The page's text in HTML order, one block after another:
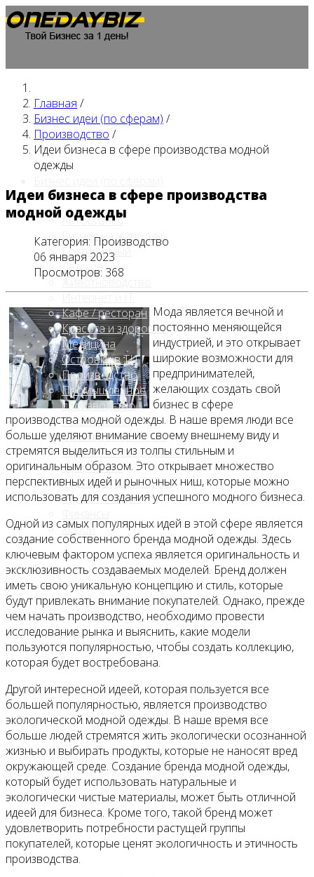
Главная
Автобизнес
Бизнес на животных
Гостиничный
Детские
Животноводство
Кафе / ресторан
Красота и здоровье
Медицина
Островки в ТЦ
Производство
Промышленное
производство
Развлечения
Сельское хозяйство
Строительство, ремонт
Сфера услуг
Торговля и магазины
Туризм и отдых
Хобби
Блог
Контакты
Главная /
Бизнес идеи (по сферам) /
Производство /
Идеи бизнеса в сфере производства модной
одежды
Идеи бизнеса в сфере производства
модной одежды
Категория: Производство
06 января 2023
Просмотров: 368
Мода является вечной и
постоянно меняющейся
индустрией, и это открывает
широкие возможности для
предпринимателей,
желающих создать свой
бизнес в сфере
производства модной одежды. В наше время люди все
больше уделяют внимание своему внешнему виду и
стремятся выделиться из толпы стильным и
оригинальным образом. Это открывает множество
перспективных идей и рыночных ниш, которые можно
использовать для создания успешного модного бизнеса.
Одной из самых популярных идей в этой сфере является
создание собственного бренда модной одежды. Здесь
ключевым фактором успеха является оригинальность и
эксклюзивность создаваемых моделей. Бренд должен
иметь свою уникальную концепцию и стиль, которые
будут привлекать внимание покупателей. Однако, прежде
чем начать производство, необходимо провести
исследование рынка и выяснить, какие модели
пользуются популярностью, чтобы создать коллекцию,
которая будет востребована.
Другой интересной идеей, которая пользуется все
большей популярностью, является производство
экологической модной одежды. В наше время все
больше людей стремятся жить экологически осознанной
жизнью и выбирать продукты, которые не наносят вред
окружающей среде. Создание бренда модной одежды,
который будет использовать натуральные и
экологически чистые материалы, может быть отличной
идеей для бизнеса. Кроме того, такой бренд может
удовлетворить потребности растущей группы
покупателей, которые ценят экологичность и этичность
производства.